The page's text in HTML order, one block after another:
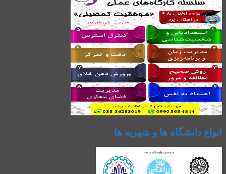
انواع دانشگاه ها و شهریه ها